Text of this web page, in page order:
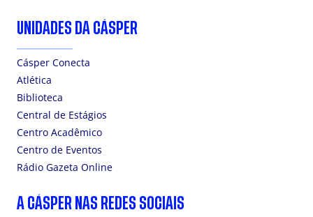
UNIDADES DA CÁSPER
Cásper Conecta
Atlética
Biblioteca
Central de Estágios
Centro Acadêmico
Centro de Eventos
Rádio Gazeta Online
A CÁSPER NAS REDES SOCIAIS